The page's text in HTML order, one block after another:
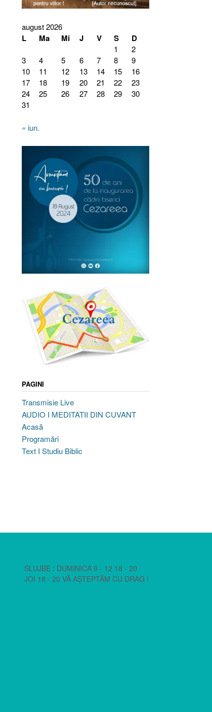
august 2026
L Ma Mi J V S D
1
2
3
4 5 6 7 8
9
10
11 12 13 14 15
16
17
18 19 20 21 22
23
24
25 26 27 28 29
30
31
« iun.
PAGINI
Transmisie Live
AUDIO I MEDITATII DIN CUVANT
Acasă
Programări
Text I Studiu Biblic
SLUJBE : DUMINICA 9 - 12 18 - 20
JOI 18 - 20 VĂ AȘTEPTĂM CU DRAG !